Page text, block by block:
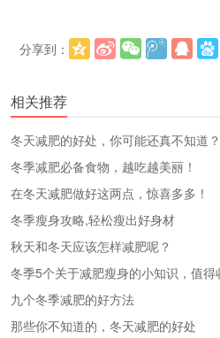
分享到：
相关推荐
冬天减肥的好处，你可能还真不知道？
冬季减肥必备食物，越吃越美丽！
在冬天减肥做好这两点，惊喜多多！
冬季瘦身攻略,轻松瘦出好身材
秋天和冬天应该怎样减肥呢？
冬季5个关于减肥瘦身的小知识，值得
九个冬季减肥的好方法
那些你不知道的，冬天减肥的好处